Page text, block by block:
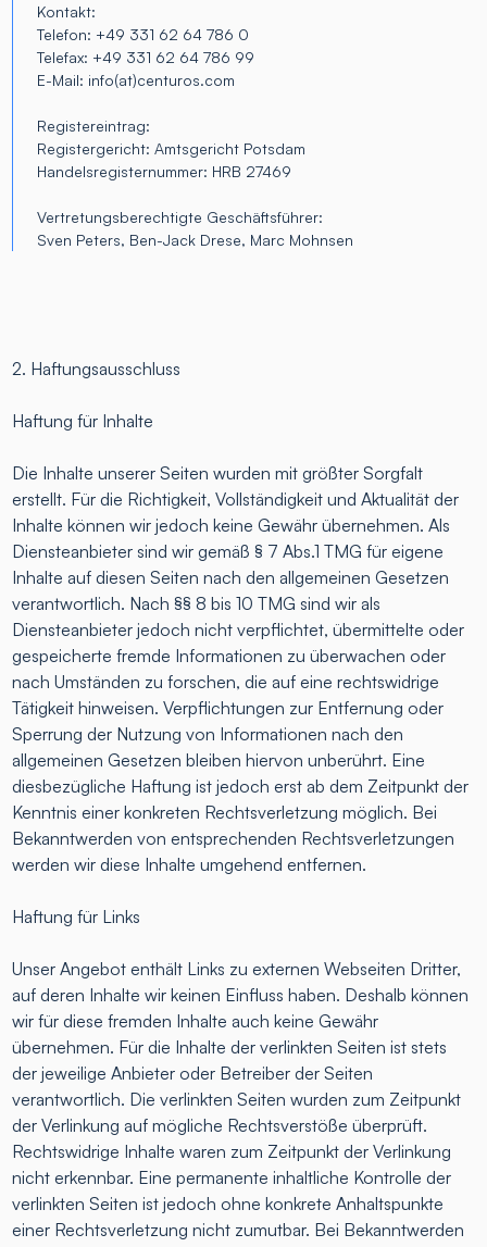
Kontakt:
Telefon: +49 331 62 64 786 0
Telefax: +49 331 62 64 786 99
E-Mail: info(at)centuros.com
Registereintrag:
Registergericht: Amtsgericht Potsdam
Handelsregisternummer: HRB 27469
Vertretungsberechtigte Geschäftsführer:
Sven Peters, Ben-Jack Drese, Marc Mohnsen
2. Haftungsausschluss
Haftung für Inhalte
Die Inhalte unserer Seiten wurden mit größter Sorgfalt
erstellt. Für die Richtigkeit, Vollständigkeit und Aktualität der
Inhalte können wir jedoch keine Gewähr übernehmen. Als
Diensteanbieter sind wir gemäß § 7 Abs.1 TMG für eigene
Inhalte auf diesen Seiten nach den allgemeinen Gesetzen
verantwortlich. Nach §§ 8 bis 10 TMG sind wir als
Diensteanbieter jedoch nicht verpflichtet, übermittelte oder
gespeicherte fremde Informationen zu überwachen oder
nach Umständen zu forschen, die auf eine rechtswidrige
Tätigkeit hinweisen. Verpflichtungen zur Entfernung oder
Sperrung der Nutzung von Informationen nach den
allgemeinen Gesetzen bleiben hiervon unberührt. Eine
diesbezügliche Haftung ist jedoch erst ab dem Zeitpunkt der
Kenntnis einer konkreten Rechtsverletzung möglich. Bei
Bekanntwerden von entsprechenden Rechtsverletzungen
werden wir diese Inhalte umgehend entfernen.
Haftung für Links
Unser Angebot enthält Links zu externen Webseiten Dritter,
auf deren Inhalte wir keinen Einfluss haben. Deshalb können
wir für diese fremden Inhalte auch keine Gewähr
übernehmen. Für die Inhalte der verlinkten Seiten ist stets
der jeweilige Anbieter oder Betreiber der Seiten
verantwortlich. Die verlinkten Seiten wurden zum Zeitpunkt
der Verlinkung auf mögliche Rechtsverstöße überprüft.
Rechtswidrige Inhalte waren zum Zeitpunkt der Verlinkung
nicht erkennbar. Eine permanente inhaltliche Kontrolle der
verlinkten Seiten ist jedoch ohne konkrete Anhaltspunkte
einer Rechtsverletzung nicht zumutbar. Bei Bekanntwerden